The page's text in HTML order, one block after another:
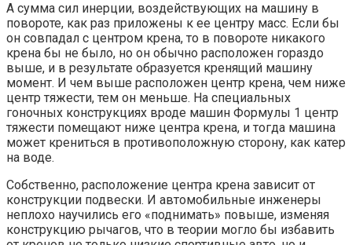
А сумма сил инерции, воздействующих на машину в
повороте, как раз приложены к ее центру масс. Если бы
он совпадал с центром крена, то в повороте никакого
крена бы не было, но он обычно расположен гораздо
выше, и в результате образуется кренящий машину
момент. И чем выше расположен центр крена, чем ниже
центр тяжести, тем он меньше. На специальных
гоночных конструкциях вроде машин Формулы 1 центр
тяжести помещают ниже центра крена, и тогда машина
может крениться в противоположную сторону, как катер
на воде.
Собственно, расположение центра крена зависит от
конструкции подвески. И автомобильные инженеры
неплохо научились его «поднимать» повыше, изменяя
конструкцию рычагов, что в теории могло бы избавить